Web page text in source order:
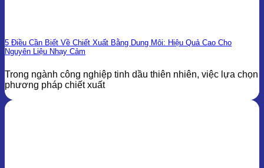
5 Điều Cần Biết Về Chiết Xuất Bằng Dung Môi: Hiệu Quả Cao Cho
Nguyên Liệu Nhạy Cảm
Trong ngành công nghiệp tinh dầu thiên nhiên, việc lựa chọn
phương pháp chiết xuất